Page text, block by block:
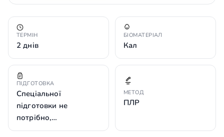
ТЕРМІН
2 днів
БІОМАТЕРІАЛ
Кал
ПІДГОТОВКА
Спеціальної
підготовки не
потрібно,…
МЕТОД
ПЛР